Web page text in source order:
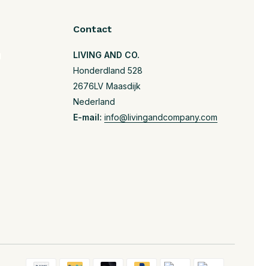
Contact
LIVING AND CO.
Honderdland 528
2676LV Maasdijk
Nederland
E-mail: info@livingandcompany.com